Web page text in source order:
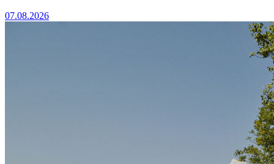
07.08.2026